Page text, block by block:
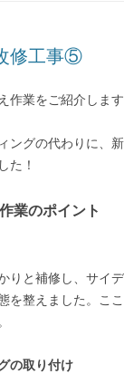
修工事⑤
作業をご紹介します
ングの代わりに、
た！
業のポイント
りと補修し、サイ
を整えました。こ
の取り付け